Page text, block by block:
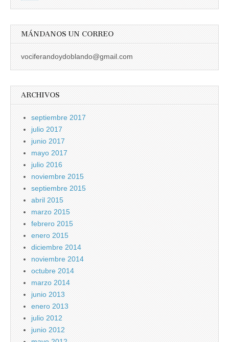
MÁNDANOS UN CORREO
vociferandoydoblando@gmail.com
ARCHIVOS
septiembre 2017
julio 2017
junio 2017
mayo 2017
julio 2016
noviembre 2015
septiembre 2015
abril 2015
marzo 2015
febrero 2015
enero 2015
diciembre 2014
noviembre 2014
octubre 2014
marzo 2014
junio 2013
enero 2013
julio 2012
junio 2012